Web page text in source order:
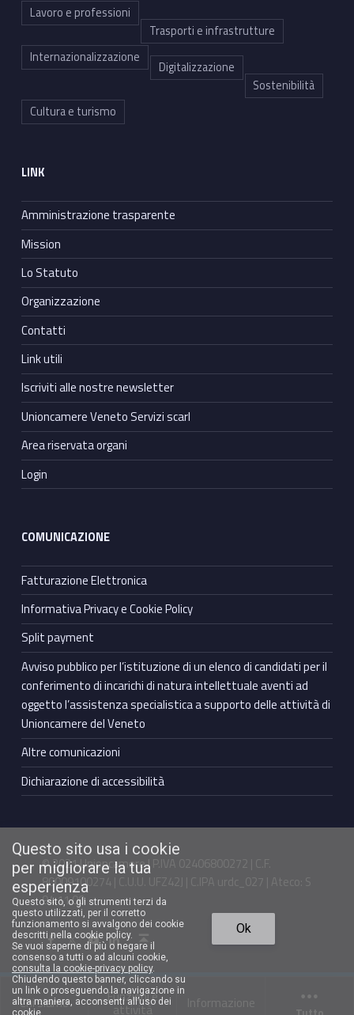
Chi siamo Funzioni e
attività Informazione
Lavoro e professioni
Trasporti e infrastrutture
Internazionalizzazione
Digitalizzazione
Sostenibilità
Cultura e turismo
LINK
Amministrazione trasparente
Mission
Lo Statuto
Organizzazione
Contatti
Link utili
Iscriviti alle nostre newsletter
Unioncamere Veneto Servizi scarl
Area riservata organi
Login
COMUNICAZIONE
Fatturazione Elettronica
Informativa Privacy e Cookie Policy
Split payment
Avviso pubblico per l’istituzione di un elenco di candidati per il
conferimento di incarichi di natura intellettuale aventi ad
oggetto l’assistenza specialistica a supporto delle attività di
Unioncamere del Veneto
Altre comunicazioni
Dichiarazione di accessibilità
© 2021 Unioncamere | P.IVA 02406800272 | C.F.
80009100274 | C.U.U. UFZ42J | C.IPA urdc_027 | Ateco: S
94.11.00
Facebook Unioncamere VenetoTwitter Unioncamere VenetoYoutube Unioncamere VenetoLinkedin Unioncamere Veneto Torna in cima ↑
Questo sito usa i cookie
per migliorare la tua
esperienza
Questo sito, o gli strumenti terzi da
questo utilizzati, per il corretto
funzionamento si avvalgono dei cookie
descritti nella cookie policy.
Se vuoi saperne di più o negare il
consenso a tutti o ad alcuni cookie,
consulta la cookie-privacy policy.
Chiudendo questo banner, cliccando su
un link o proseguendo la navigazione in
altra maniera, acconsenti all’uso dei
cookie.
Ok